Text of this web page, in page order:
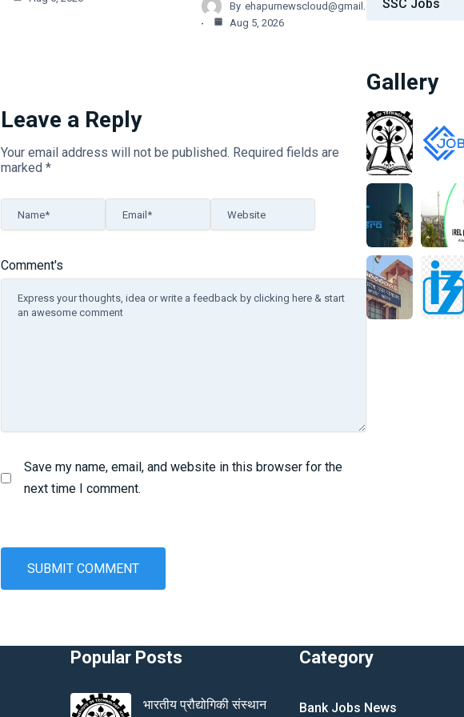
By ehapurnewscloud@gmail.com
Aug 5, 2026
Leave a Reply
Your email address will not be published. Required fields are
marked *
Comment's
Name* Email* Website
Save my name, email, and website in this browser for the
next time I comment.
SSC Jobs
Gallery
Popular Posts
भारतीय प्रौद्योगिकी संस्थान
Category
Bank Jobs News